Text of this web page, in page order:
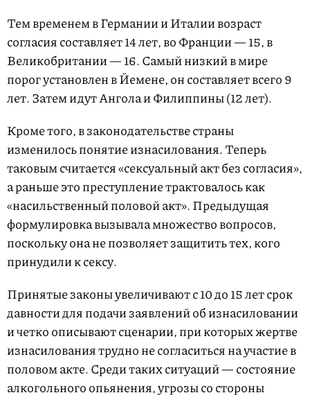
Тем временем в Германии и Италии возраст
согласия составляет 14 лет, во Франции — 15, в
Великобритании — 16. Самый низкий в мире
порог установлен в Йемене, он составляет всего 9
лет. Затем идут Ангола и Филиппины (12 лет).
Кроме того, в законодательстве страны
изменилось понятие изнасилования. Теперь
таковым считается «сексуальный акт без согласия»,
а раньше это преступление трактовалось как
«насильственный половой акт». Предыдущая
формулировка вызывала множество вопросов,
поскольку она не позволяет защитить тех, кого
принудили к сексу.
Принятые законы увеличивают с 10 до 15 лет срок
давности для подачи заявлений об изнасиловании
и четко описывают сценарии, при которых жертве
изнасилования трудно не согласиться на участие в
половом акте. Среди таких ситуаций — состояние
алкогольного опьянения, угрозы со стороны